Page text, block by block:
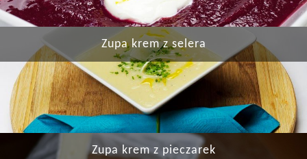
Zupa krem z selera
Zupa krem z pieczarek